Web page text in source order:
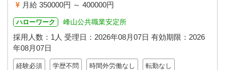
月給 350000円 ～ 400000円
ハローワーク 峰山公共職業安定所
採用人数：1人 受理日： 2026年08月07日 有効期限： 2026
年08月07日
経験必須 学歴不問 時間外労働なし 転勤なし